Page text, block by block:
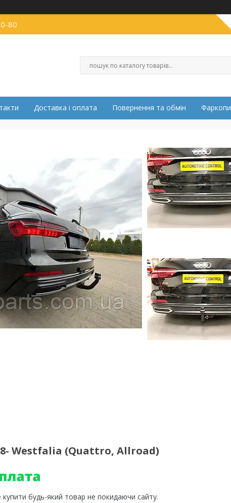
80
Доставка і оплата Повернення та обмін
Westfalia (Quattro, Allroad)
купити будь-який товар не покидаючи сайту.